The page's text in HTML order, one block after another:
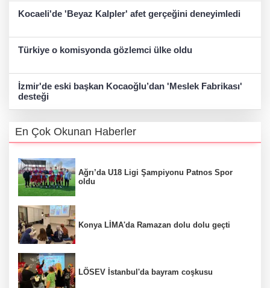
Kocaeli'de 'Beyaz Kalpler' afet gerçeğini deneyimledi
Türkiye o komisyonda gözlemci ülke oldu
İzmir'de eski başkan Kocaoğlu’dan 'Meslek Fabrikası'
desteği
En Çok Okunan Haberler
Ağrı’da U18 Ligi Şampiyonu Patnos Spor
oldu
Konya LİMA'da Ramazan dolu dolu geçti
LÖSEV İstanbul'da bayram coşkusu